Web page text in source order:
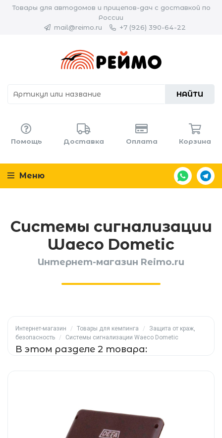
Товары для автодомов и прицепов-дач с доставкой по
России
mail@reimo.ru
+7 (926) 390-64-22
НАЙТИ
Помощь Доставка Оплата Корзина
Меню
Системы сигнализации
Waeco Dometic
Интернет-магазин Reimo.ru
Интернет-магазин / Товары для кемпинга /
Защита от краж,
безопасность
/ Системы сигнализации Waeco Dometic
В этом разделе 2 товара: